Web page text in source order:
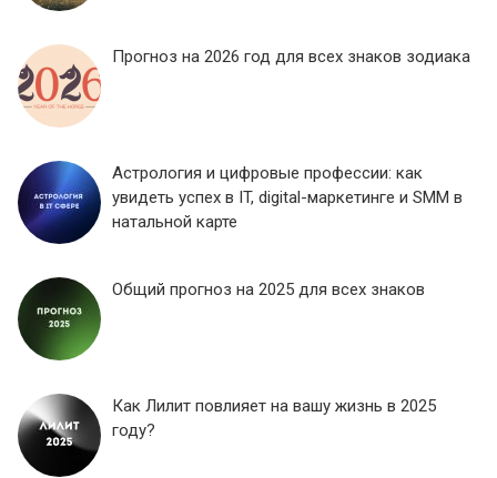
Прогноз на 2026 год для всех знаков зодиака
Астрология и цифровые профессии: как
увидеть успех в IT, digital-маркетинге и SMM в
натальной карте
Общий прогноз на 2025 для всех знаков
Как Лилит повлияет на вашу жизнь в 2025
году?